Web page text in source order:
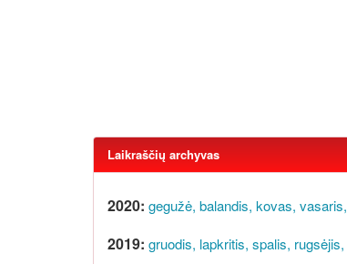
Laikraščių archyvas
2020: gegužė, balandis, kovas, vasaris,
2019: gruodis, lapkritis, spalis, rugsėjis,